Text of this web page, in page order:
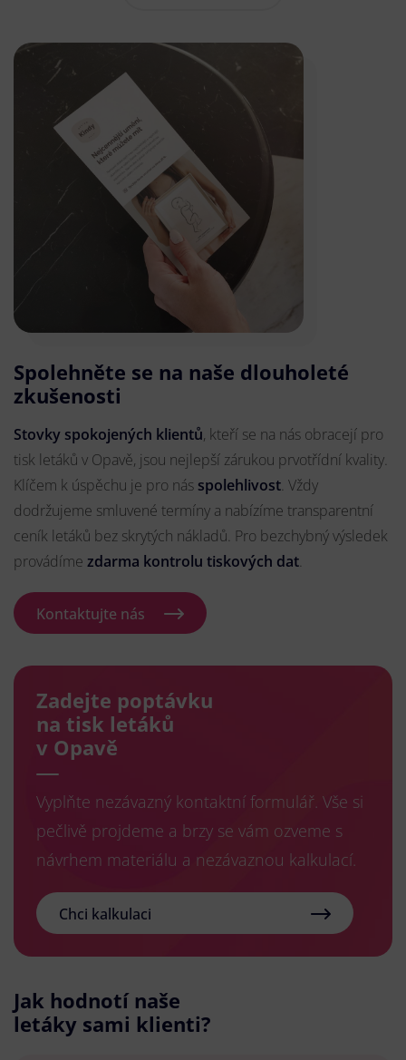
Spolehněte se na naše dlouholeté
zkušenosti
Stovky spokojených klientů, kteří se na nás obracejí pro
tisk letáků v Opavě, jsou nejlepší zárukou prvotřídní kvality.
Klíčem k úspěchu je pro nás spolehlivost. Vždy
dodržujeme smluvené termíny a nabízíme transparentní
ceník letáků bez skrytých nákladů. Pro bezchybný výsledek
provádíme zdarma kontrolu tiskových dat.
Kontaktujte nás
Zadejte poptávku
na tisk letáků
v Opavě
Vyplňte nezávazný kontaktní formulář. Vše si
pečlivě projdeme a brzy se vám ozveme s
návrhem materiálu a nezávaznou kalkulací.
Chci kalkulaci
Jak hodnotí naše
letáky sami klienti?